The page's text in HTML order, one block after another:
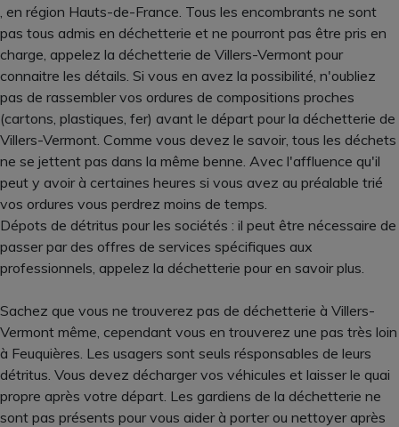
, en région Hauts-de-France. Tous les encombrants ne sont
pas tous admis en déchetterie et ne pourront pas être pris en
charge, appelez la déchetterie de Villers-Vermont pour
connaitre les détails. Si vous en avez la possibilité, n'oubliez
pas de rassembler vos ordures de compositions proches
(cartons, plastiques, fer) avant le départ pour la déchetterie de
Villers-Vermont. Comme vous devez le savoir, tous les déchets
ne se jettent pas dans la même benne. Avec l'affluence qu'il
peut y avoir à certaines heures si vous avez au préalable trié
vos ordures vous perdrez moins de temps.
Dépots de détritus pour les sociétés : il peut être nécessaire de
passer par des offres de services spécifiques aux
professionnels, appelez la déchetterie pour en savoir plus.
Sachez que vous ne trouverez pas de déchetterie à Villers-
Vermont même, cependant vous en trouverez une pas très loin
à Feuquières. Les usagers sont seuls résponsables de leurs
détritus. Vous devez décharger vos véhicules et laisser le quai
propre après votre départ. Les gardiens de la déchetterie ne
sont pas présents pour vous aider à porter ou nettoyer après